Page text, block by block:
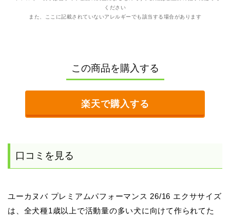
ください
また、ここに記載されていないアレルギーでも該当する場合があります
この商品を購入する
楽天で購入する
口コミを見る
ユーカヌバ プレミアムパフォーマンス 26/16 エクササイズ
は、全犬種1歳以上で活動量の多い犬に向けて作られてた